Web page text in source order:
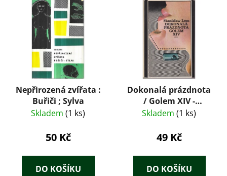
Nepřirozená zvířata :
Buřiči ; Sylva
Skladem (1 ks)
50 Kč
DO KOŠÍKU
Dokonalá prázdnota
/ Golem XIV -
Stanisław Lem
Skladem (1 ks)
49 Kč
DO KOŠÍKU